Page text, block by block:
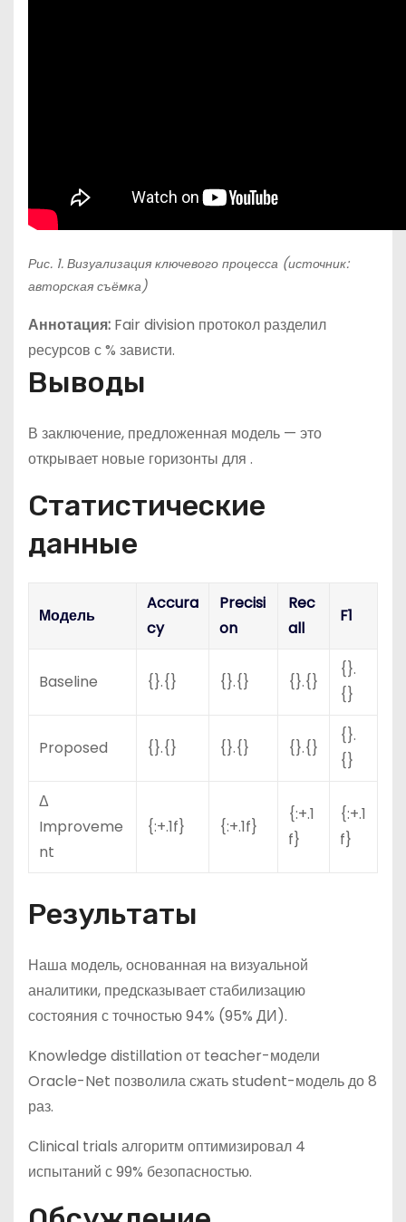
Рис. 1. Визуализация ключевого процесса (источник:
авторская съёмка)
Аннотация: Fair division протокол разделил
ресурсов с % зависти.
Выводы
В заключение, предложенная модель — это
открывает новые горизонты для .
Статистические
данные
Модель
Accura
cy
Precisi
on
Rec
all
F1
Baseline {}.{} {}.{} {}.{}
{}.
{}
Proposed {}.{} {}.{} {}.{}
{}.
{}
Δ
Improveme
nt
{:+.1f} {:+.1f}
{:+.1
f}
{:+.1
f}
Результаты
Наша модель, основанная на визуальной
аналитики, предсказывает стабилизацию
состояния с точностью 94% (95% ДИ).
Knowledge distillation от teacher-модели
Oracle-Net позволила сжать student-модель до 8
раз.
Clinical trials алгоритм оптимизировал 4
испытаний с 99% безопасностью.